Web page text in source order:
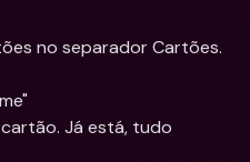
no separador Cartões.
Já está, tudo